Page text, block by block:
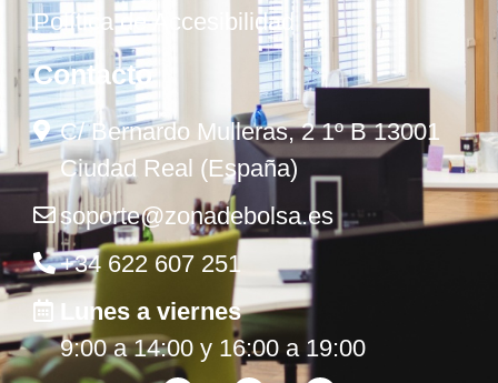
Política de Accesibilidad
Contacto
C/ Bernardo Mulleras, 2 1º B 13001
Ciudad Real (España)
soporte@zonadebolsa.es
+34 622 607 251
Lunes a viernes
9:00 a 14:00 y 16:00 a 19:00